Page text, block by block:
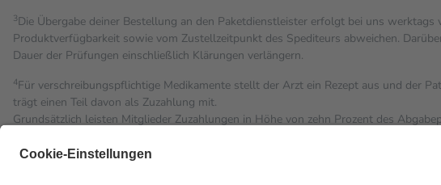
3Die Übergabe deiner Bestellung an den Paketdienstleister erfolgt bei uns
Produktverfügbarkeit sowie vom Zustellzeitpunkt des Spediteurs abweichen.
Dauer der Prüfungen einschließlich Klärungen verlängern.
4Für verschreibungspflichtige Medikamente stellt der Arzt ein Rezept aus und der
trägt einen Teil davon als Zuzahlung mit.
Grundsätzlich leisten Mitglieder Zuzahlungen in Höhe von zehn Prozent des
Diese Regeln gelten grundsätzlich auch für Online-Apotheken.